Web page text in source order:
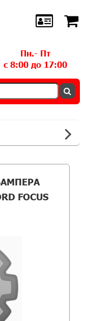
Пн.- Пт
с 8:00 до 17:00
FOCUS